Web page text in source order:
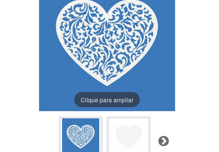
Clique para ampliar
Próximo